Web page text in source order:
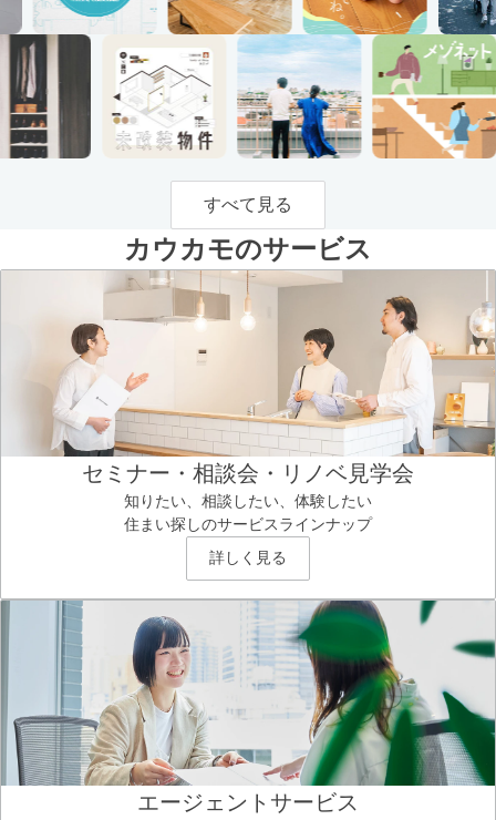
すべて見る
カウカモのサービス
セミナー・相談会・リノベ見学会
知りたい、相談したい、体験したい
住まい探しのサービスラインナップ
詳しく見る
エージェントサービス